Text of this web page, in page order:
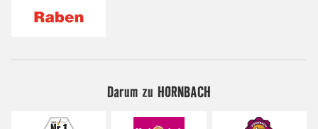
Darum zu HORNBACH